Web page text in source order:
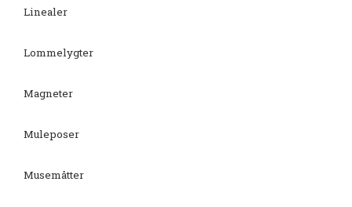
Linealer
Lommelygter
Magneter
Muleposer
Musemåtter